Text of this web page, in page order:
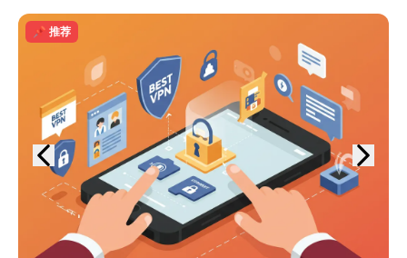
📌 推荐